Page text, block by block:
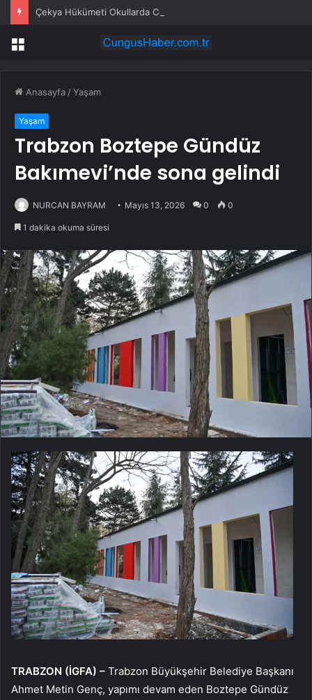
Menü
Anasayfa /Yaşam
Yaşam
Trabzon Boztepe Gündüz
Bakımevi’nde sona gelindi
NURCAN BAYRAM Mayıs 13, 2026 0 0
1 dakika okuma süresi
TRABZON (İGFA) – Trabzon Büyükşehir Belediye Başkanı
Ahmet Metin Genç, yapımı devam eden Boztepe Gündüz